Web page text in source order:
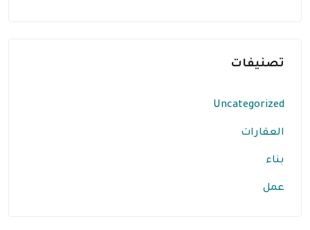
تصنيفات
Uncategorized
العقارات
بناء
عمل